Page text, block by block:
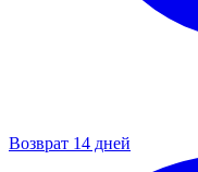
Возврат 14 дней